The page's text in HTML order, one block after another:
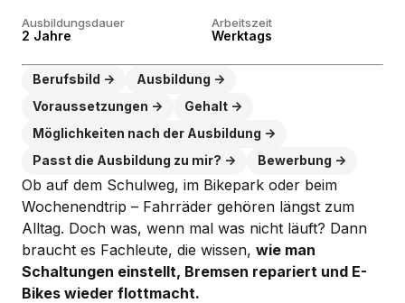
Ausbildungsdauer
2 Jahre
Arbeitszeit
Werktags
Berufsbild
Ausbildung
Voraussetzungen
Gehalt
Möglichkeiten nach der Ausbildung
Passt die Ausbildung zu mir?
Bewerbung
Ob auf dem Schulweg, im Bikepark oder beim
Wochenendtrip – Fahrräder gehören längst zum
Alltag. Doch was, wenn mal was nicht läuft? Dann
braucht es Fachleute, die wissen, wie man
Schaltungen einstellt, Bremsen repariert und E-
Bikes wieder flottmacht.